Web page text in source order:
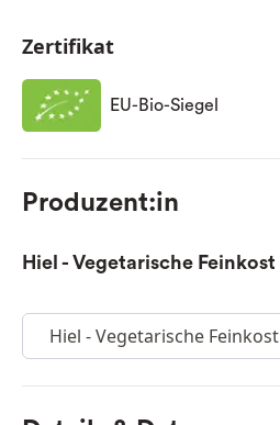
Zertifikat
EU-Bio-Siegel
Produzent:in
Hiel - Vegetarische Feinkost
Hiel - Vegetarische Feinkost